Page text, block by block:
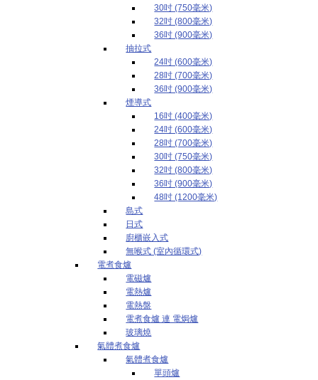
30吋 (750毫米)
32吋 (800毫米)
36吋 (900毫米)
抽拉式
24吋 (600毫米)
28吋 (700毫米)
36吋 (900毫米)
煙導式
16吋 (400毫米)
24吋 (600毫米)
28吋 (700毫米)
30吋 (750毫米)
32吋 (800毫米)
36吋 (900毫米)
48吋 (1200毫米)
島式
日式
廚櫃嵌入式
無喉式 (室內循環式)
電煮食爐
電磁爐
電熱爐
電熱盤
電煮食爐 連 電焗爐
玻璃燒
氣體煮食爐
氣體煮食爐
單頭爐